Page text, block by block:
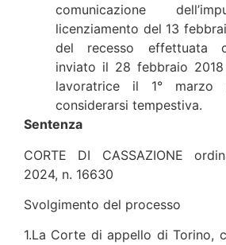
comunicazione
licenziamento del 13
del recesso effettuata
inviato il 28 febbraio
lavoratrice il 1° marzo
considerarsi tempestiva.
Sentenza
CORTE DI CASSAZIONE
2024, n. 16630
Svolgimento del processo
1.La Corte di appello di Torino,